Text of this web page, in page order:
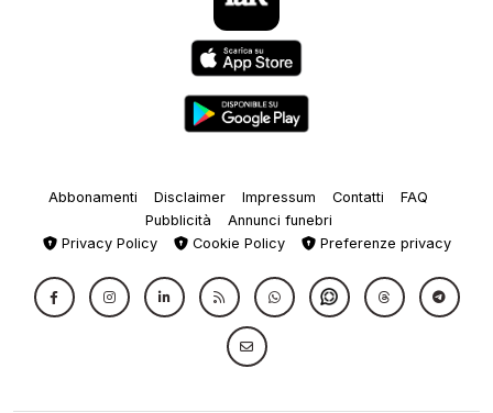
Abbonamenti Disclaimer Impressum Contatti
FAQ
Pubblicità
Annunci funebri
Privacy Policy
Cookie Policy Preferenze privacy